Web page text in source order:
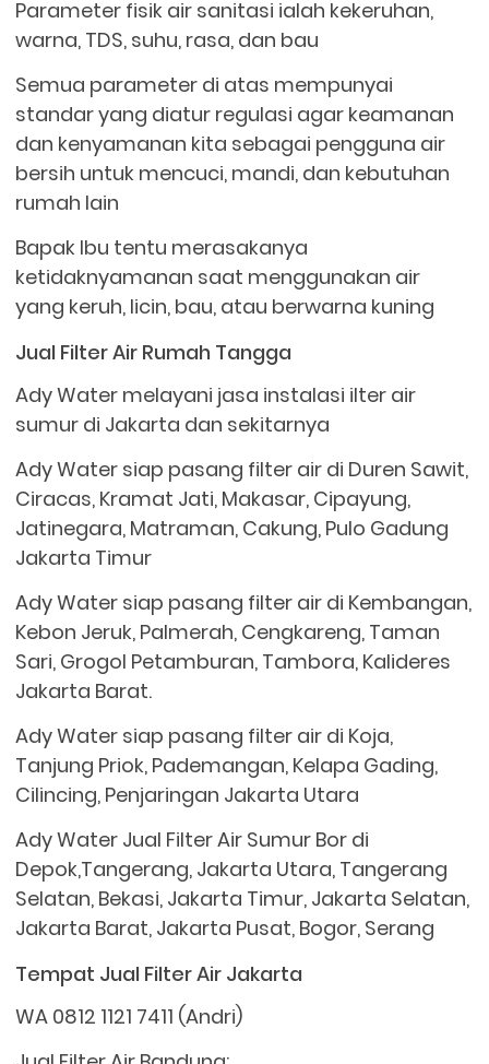
Parameter fisik air sanitasi ialah kekeruhan,
warna, TDS, suhu, rasa, dan bau
Semua parameter di atas mempunyai
standar yang diatur regulasi agar keamanan
dan kenyamanan kita sebagai pengguna air
bersih untuk mencuci, mandi, dan kebutuhan
rumah lain
Bapak Ibu tentu merasakanya
ketidaknyamanan saat menggunakan air
yang keruh, licin, bau, atau berwarna kuning
Jual Filter Air Rumah Tangga
Ady Water melayani jasa instalasi ilter air
sumur di Jakarta dan sekitarnya
Ady Water siap pasang filter air di Duren Sawit,
Ciracas, Kramat Jati, Makasar, Cipayung,
Jatinegara, Matraman, Cakung, Pulo Gadung
Jakarta Timur
Ady Water siap pasang filter air di Kembangan,
Kebon Jeruk, Palmerah, Cengkareng, Taman
Sari, Grogol Petamburan, Tambora, Kalideres
Jakarta Barat.
Ady Water siap pasang filter air di Koja,
Tanjung Priok, Pademangan, Kelapa Gading,
Cilincing, Penjaringan Jakarta Utara
Ady Water Jual Filter Air Sumur Bor di
Depok,Tangerang, Jakarta Utara, Tangerang
Selatan, Bekasi, Jakarta Timur, Jakarta Selatan,
Jakarta Barat, Jakarta Pusat, Bogor, Serang
Tempat Jual Filter Air Jakarta
WA 0812 1121 7411 (Andri)